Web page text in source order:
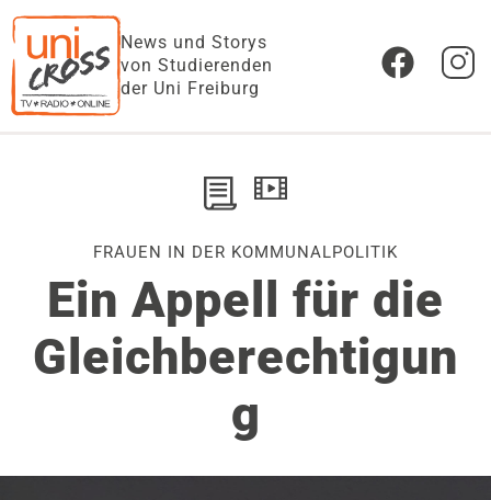
News und Storys
von Studierenden
der Uni Freiburg
FRAUEN IN DER KOMMUNALPOLITIK
Ein Appell für die
Gleichberechtigun
g